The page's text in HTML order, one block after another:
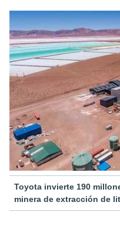
Toyota invierte 190
minera de extracción de